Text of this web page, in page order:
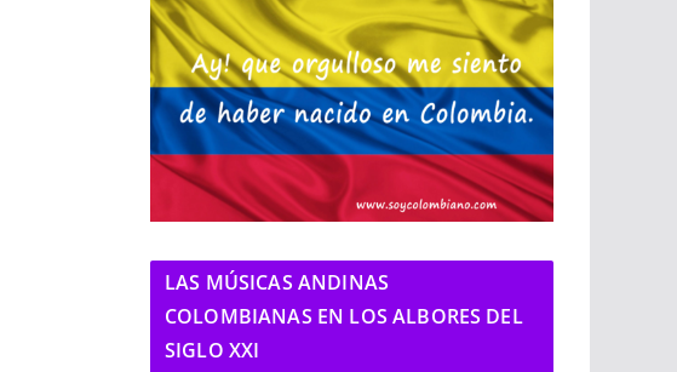
LAS MÚSICAS ANDINAS
COLOMBIANAS EN LOS ALBORES DEL
SIGLO XXI